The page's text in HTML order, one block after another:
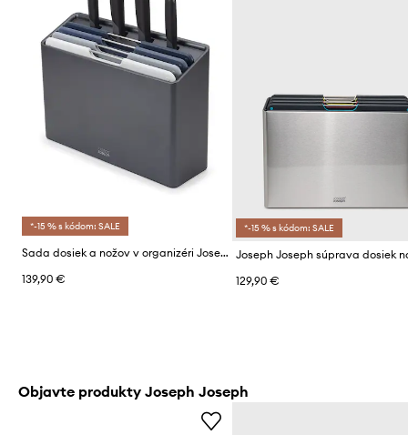
*-15 % s kódom: SALE
Sada dosiek a nožov v organizéri Joseph Joseph Folio Plus 32 x 10 x 23 cm 9-pak
139,90 €
*-15 % s kódom: SALE
129,90 €
Objavte produkty Joseph Joseph